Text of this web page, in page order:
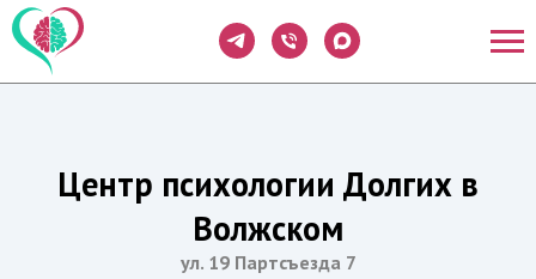
Центр психологии Долгих в
Волжском
ул. 19 Партсъезда 7